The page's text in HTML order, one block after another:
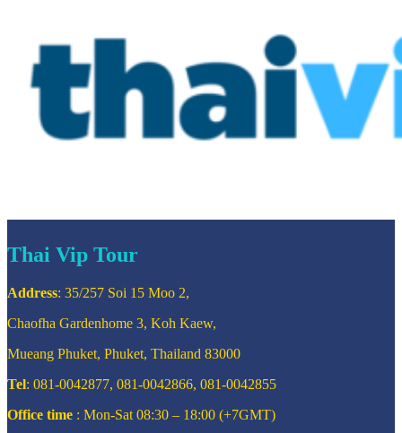
Thai Vip Tour
Address: 35/257 Soi 15 Moo 2,
Chaofha Gardenhome 3, Koh Kaew,
Mueang Phuket, Phuket, Thailand 83000
Tel: 081-0042877, 081-0042866, 081-0042855
Office time : Mon-Sat 08:30 – 18:00 (+7GMT)